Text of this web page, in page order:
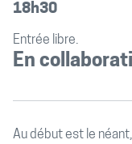
18h30
Entrée libre.
En
Au début est le